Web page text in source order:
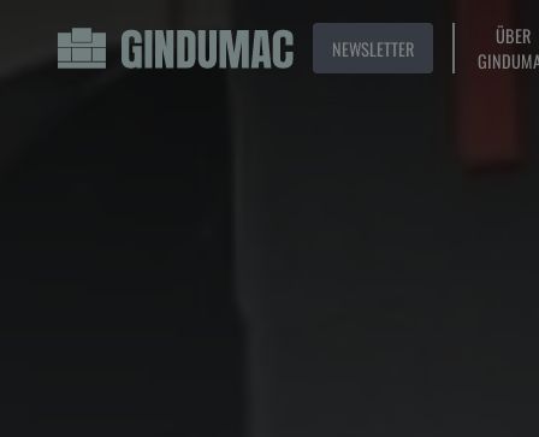
NEWSLETTER
ÜBER